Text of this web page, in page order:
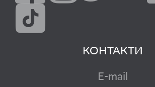
КОНТАКТИ
E-mail